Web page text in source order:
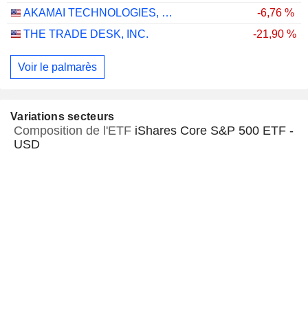
AKAMAI TECHNOLOGIES, INC.
-6,76 %
THE TRADE DESK, INC.
-21,90 %
Voir le palmarès
Variations secteurs
Composition de l'ETF iShares Core S&P 500 ETF -
USD